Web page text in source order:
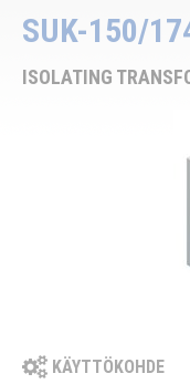
SUK-150/
ISOLATING
KÄYTTÖKOHDE